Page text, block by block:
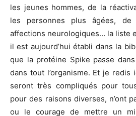
les jeunes hommes, de la
les personnes plus âgées, de
affections neurologiques… la liste
il est aujourd’hui établi dans la
que la protéine Spike passe
dans tout l’organisme. Et je redis
seront très compliqués pour
pour des raisons diverses, n’ont
ou le courage de mettre un